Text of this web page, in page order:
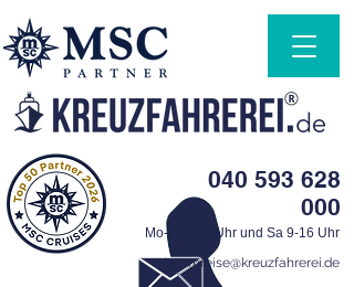
040 593 628
000
traumreise@kreuzfahrerei.de
Mo-Fr 9-19 Uhr und Sa 9-16 Uhr